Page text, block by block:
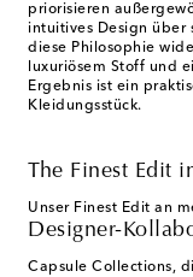
priorisieren
intuitives Design über
diese Philosophie
luxuriösem Stoff und
Ergebnis ist ein
Kleidungsstück.
The Finest Edit
Unser Finest Edit an
Designer-
Capsule Collections,